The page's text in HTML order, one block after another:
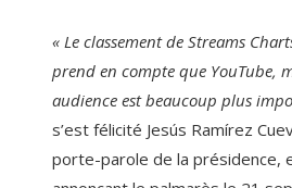
« Le classement de Streams
prend en compte que YouTube,
audience est beaucoup plus
s’est félicité Jesús Ramírez
porte-parole de la présidence,